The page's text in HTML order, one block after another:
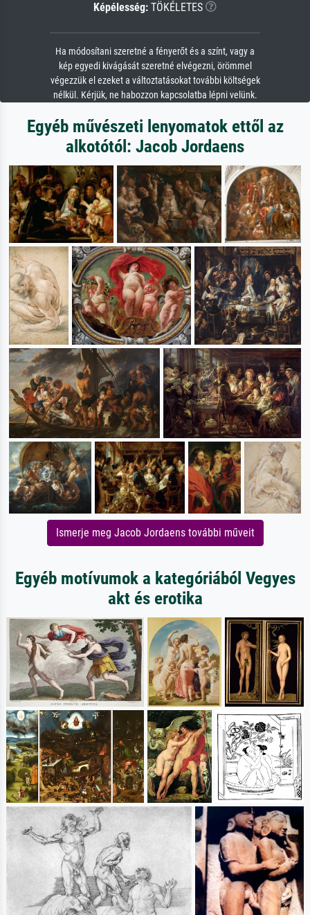
Képélesség: TÖKÉLETES
Ha módosítani szeretné a fényerőt és a színt, vagy a
kép egyedi kivágását szeretné elvégezni, örömmel
végezzük el ezeket a változtatásokat további költségek
nélkül. Kérjük, ne habozzon kapcsolatba lépni velünk.
Egyéb művészeti lenyomatok ettől az
alkotótól: Jacob Jordaens
Ismerje meg Jacob Jordaens további műveit
Egyéb motívumok a kategóriából Vegyes
akt és erotika